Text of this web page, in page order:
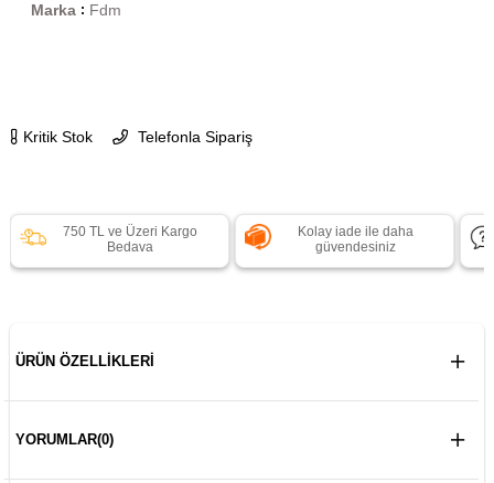
Marka : Fdm
Kritik Stok Telefonla Sipariş
750 TL ve Üzeri Kargo
Bedava
Kolay iade ile daha
güvendesiniz
ÜRÜN ÖZELLIKLERI
YORUMLAR(0)